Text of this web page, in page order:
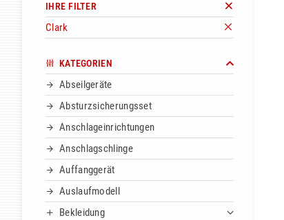
IHRE FILTER
Clark
KATEGORIEN
Abseilgeräte
Absturzsicherungsset
Anschlageinrichtungen
Anschlagschlinge
Auffanggerät
Auslaufmodell
Bekleidung